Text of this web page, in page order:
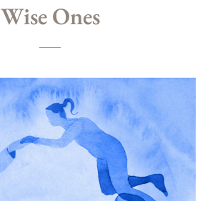
Wise Ones